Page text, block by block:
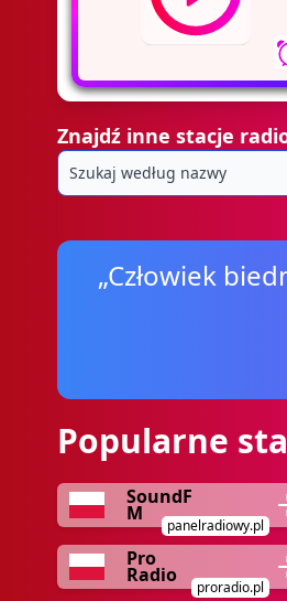
Znajdź inne stacje
„Człowiek
Popularne
SoundF
M
panelradiowy.pl
Pro
Radio
proradio.pl